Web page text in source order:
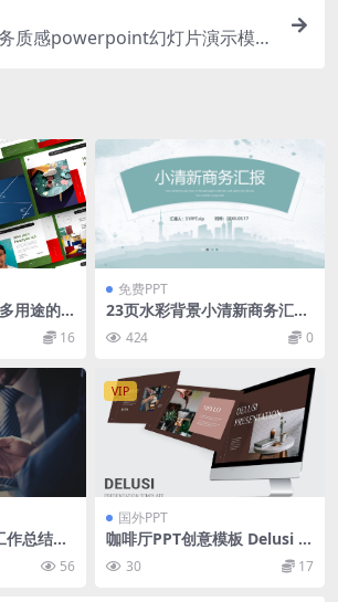
质感powerpoint幻灯片演示模板
用途的
幻16
免费PPT
23页水彩背景小清新商务汇报
通用ppt模板
424 0
总结汇
56
VIP
国外PPT
咖啡厅PPT创意模板 Delusi –
Coffee Shop Powerpoint
30 17